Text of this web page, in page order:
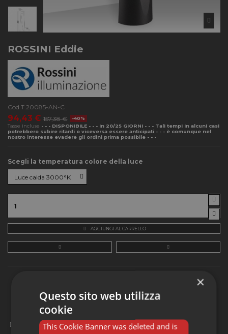
ROSSINI Eddie
Cod T.20085-AN-C
94,43 € 157,38 €
-40%
Tasse incluse - - - DISPONIBILE - - - in 20/25 GIORNI - - - Tali tempi in alcuni casi
potrebbero subire ritardi o viceversa essere anticipati - - - è comunque nel
nostro interesse evadere gli ordini prima possibile - - -
Scegli la temperatura colore della luce
AGGIUNGI AL CARRELLO
×
Questo sito web utilizza
cookie
This Cookie Banner was deleted and is